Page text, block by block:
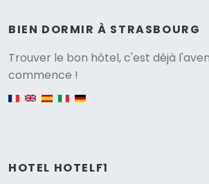
BIEN DORMIR À STRASBOURG
Trouver le bon hôtel, c'est déjà
commence !
HOTEL HOTELF1